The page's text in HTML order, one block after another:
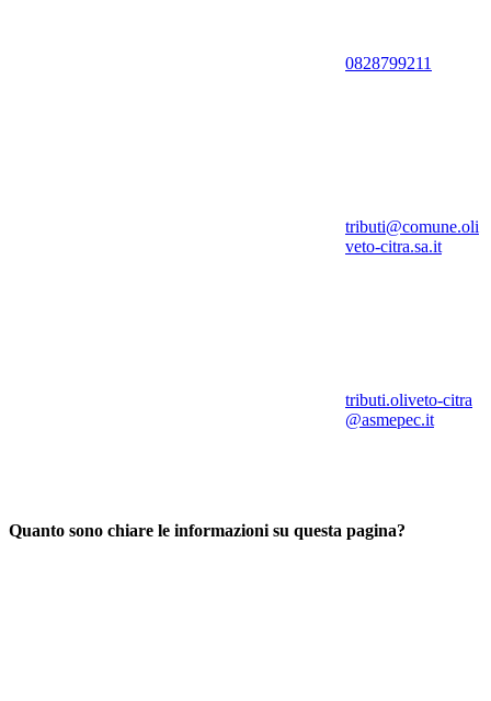
0828799211
tributi@comune.oli
veto-citra.sa.it
tributi.oliveto-citra
@asmepec.it
Quanto sono chiare le informazioni su questa pagina?